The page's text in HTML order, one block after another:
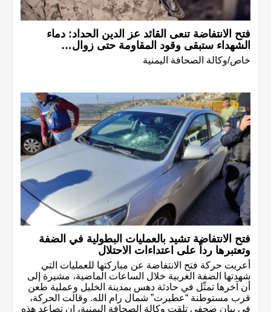
فتح الانتفاضة تنعى القائد عز الدين الحداد: دماء
الشهداء ستبقى وقود المقاومة حتى زوال…
خاص/وكالة الصحافة اليمنية
فتح الانتفاضة تشيد بالعمليات البطولية في الضفة
وتعتبرها رداً على اعتداءات الاحتلال
أعربت حركة فتح الانتفاضة عن مباركتها للعمليات التي
شهدتها الضفة الغربية خلال الساعات الماضية، مشيرة إلى
أن آخرها تمثّل في حادثة دهس بمدينة الخليل وعملية طعن
قرب مستوطنة “عطيرت” شمال رام الله. وقالت الحركة،
في بيان صحفي تلقت وكالة الصحافة اليمنية، إن تصاعد هذه